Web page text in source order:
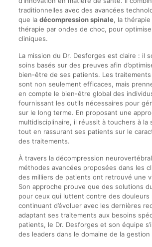
traditionnelles avec des avancées
que la décompression spinale, la
thérapie par ondes de choc, pour
cliniques.
La mission du Dr. Desforges est claire : il
soins basés sur des preuves afin
bien-être de ses patients. Les traitements
sont non seulement efficaces, mais
en compte le bien-être global des
fournissant les outils nécessaires pour
sur le long terme. En proposant une
multidisciplinaire, il réussit à touchers à la
tout en rassurant ses patients sur le
des traitements.
À travers la décompression
méthodes avancées proposées dans les
des milliers de patients ont retrouvé une
Son approche prouve que des solutions
pour ceux qui luttent contre des douleurs
continuant d’évoluer avec les dernières
adaptant ses traitements aux besoins
patients, le Dr. Desforges et son équipe
des leaders dans le domaine de la gestion